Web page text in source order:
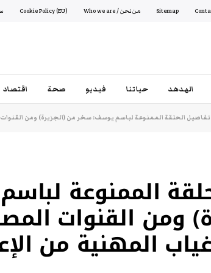
Sitemap من نحن / Who we are Cookie Policy (EU)
الهدهد حياتنا فيديو صحة اقتصاد
تفاصيل الحلقة الممنوعة لباسم يوسف: سخر من (الجزيرة) ومن القنوات
الممنوعة
ومن القنوات
المهنية من